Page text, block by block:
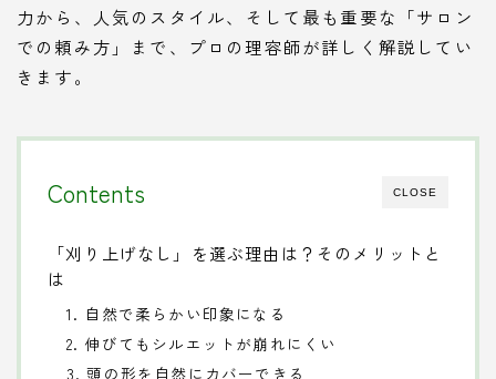
力から、人気のスタイル、そして最も重要な「サロン
での頼み方」まで、プロの理容師が詳しく解説してい
きます。
CLOSE
Contents
「刈り上げなし」を選ぶ理由は？そのメリットと
は
1. 自然で柔らかい印象になる
2. 伸びてもシルエットが崩れにくい
3. 頭の形を自然にカバーできる